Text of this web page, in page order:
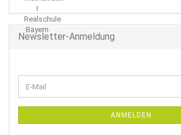
Newsletter-Anmeldung
ZUR
E-
Mail
ANMELDEN